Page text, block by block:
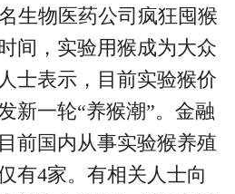
生物医药公司疯狂囤猴
间，实验用猴成为大众
士表示，目前实验猴价
新一轮“养猴潮”。金融
前国内从事实验猴养殖
有4家。有相关人士向